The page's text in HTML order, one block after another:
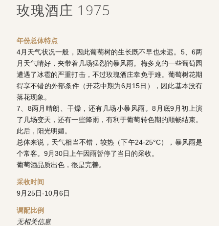
玫瑰酒庄 1975
年份总体特点
4月天气状况一般，因此葡萄树的生长既不早也未迟。5、6两
月天气晴好，夹带着几场猛烈的暴风雨。梅多克的一些葡萄园
遭遇了冰雹的严重打击，不过玫瑰酒庄幸免于难。葡萄树花期
得享不错的外部条件（开花中期为6月15日），因此基本没有
落花现象。
7、8两月晴朗、干燥，还有几场小暴风雨。8月底9月初上演
了几场变天，还有一些降雨，有利于葡萄转色期的顺畅结束。
此后，阳光明媚。
总体来说，天气相当不错，较热（下午24-25°C），暴风雨是
个常客。9月30日上午因雨暂停了当日的采收。
葡萄酒品质出色，很是完善。
采收时间
9月25日-10月6日
调配比例
无相关信息